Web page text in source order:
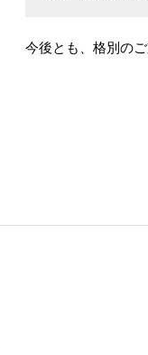
今後とも、格別の